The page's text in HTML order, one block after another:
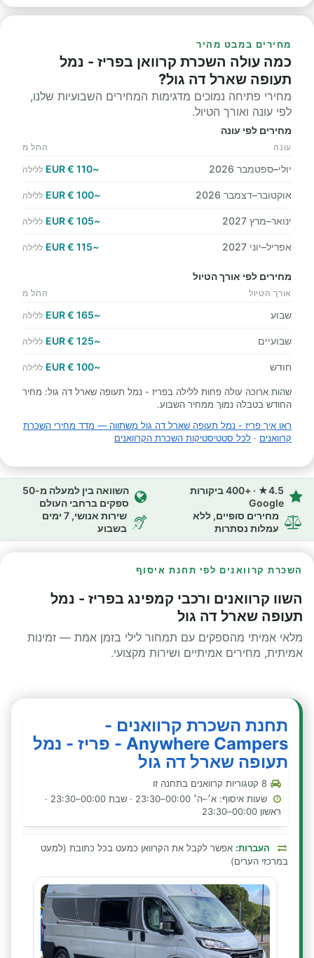
מחירים במבט מהיר
כמה עולה השכרת קרוואן בפריז - נמל
תעופה שארל דה גול?
מחירי פתיחה נמוכים מדגימות המחירים השבועיות שלנו,
לפי עונה ואורך הטיול.
מחירים לפי עונה
עונה החל מ
יולי–ספטמבר 2026 ~110 € EUR ללילה
אוקטובר–דצמבר 2026 ~100 € EUR ללילה
ינואר–מרץ 2027 ~105 € EUR ללילה
אפריל–יוני 2027 ~115 € EUR ללילה
מחירים לפי אורך הטיול
אורך הטיול החל מ
שבוע ~165 € EUR ללילה
שבועיים ~125 € EUR ללילה
חודש ~100 € EUR ללילה
שהות ארוכה עולה פחות ללילה בפריז - נמל תעופה שארל דה גול: מחיר
החודש בטבלה נמוך ממחיר השבוע.
ראו איך פריז - נמל תעופה שארל דה גול משתווה — מדד מחירי השכרת
קרוואנים · לכל סטטיסטיקות השכרת הקרוואנים
4.5★ · +400 ביקורות
Google
השוואה בין למעלה מ-50
ספקים ברחבי העולם
מחירים סופיים, ללא
עמלות נסתרות
שירות אנושי, 7 ימים
בשבוע
השכרת קרוואנים לפי תחנת איסוף
השוו קרוואנים ורכבי קמפינג בפריז - נמל
תעופה שארל דה גול
מלאי אמיתי מהספקים עם תמחור לילי בזמן אמת — זמינות
אמיתית, מחירים אמיתיים ושירות מקצועי.
תחנת השכרת קרוואנים -
Anywhere Campers - פריז - נמל
תעופה שארל דה גול
שעות איסוף: א׳–ה׳ 00:00–23:30 · שבת 00:00–23:30 ·
ראשון 00:00–23:30
העברות: אפשר לקבל את הקרוואן כמעט בכל כתובת (למעט
במרכזי הערים)